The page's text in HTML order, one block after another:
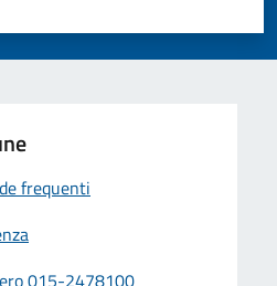
su 5
su 5
frequenti
015-2478100